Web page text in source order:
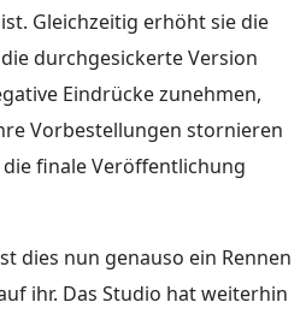
Gleichzeitig erhöht sie die
durchgesickerte Version
Eindrücke zunehmen,
Vorbestellungen stornieren
finale Veröffentlichung
dies nun genauso ein Rennen
ihr. Das Studio hat weiterhin